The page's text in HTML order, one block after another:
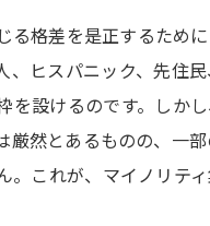
る格差を是正するため
ヒスパニック、先住
を設けるのです。しか
厳然とあるものの、一
。これが、マイノリテ